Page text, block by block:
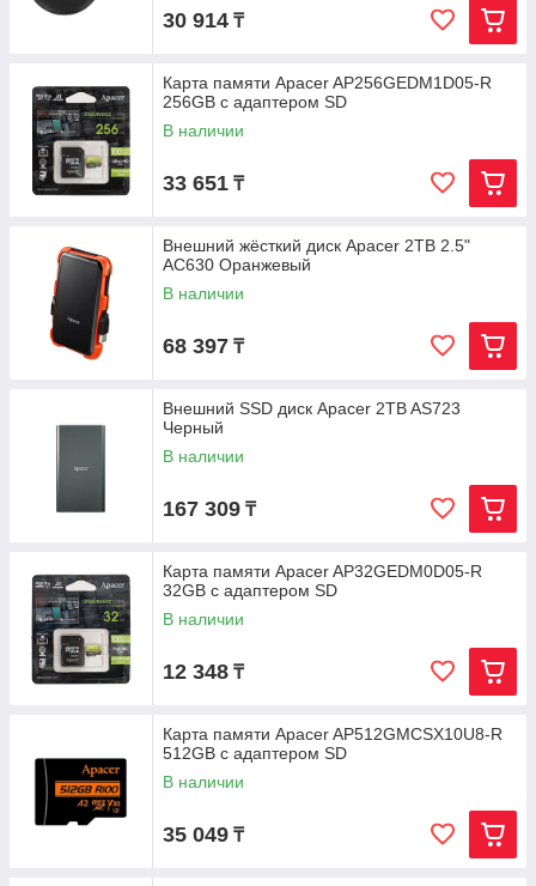
30 914 ₸
Карта памяти Apacer AP256GEDM1D05-R
256GB с адаптером SD
В наличии
33 651 ₸
Внешний жёсткий диск Apacer 2TB 2.5"
AC630 Оранжевый
В наличии
68 397 ₸
Внешний SSD диск Apacer 2TB AS723
Черный
В наличии
167 309 ₸
Карта памяти Apacer AP32GEDM0D05-R
32GB с адаптером SD
В наличии
12 348 ₸
Карта памяти Apacer AP512GMCSX10U8-R
512GB с адаптером SD
В наличии
35 049 ₸